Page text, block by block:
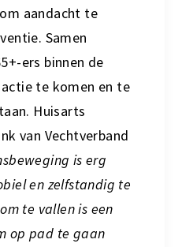
aandacht te
Samen
ers binnen de
te komen en te
Huisarts
van Vechtverband
is erg
en zelfstandig te
te vallen is een
op pad te gaan